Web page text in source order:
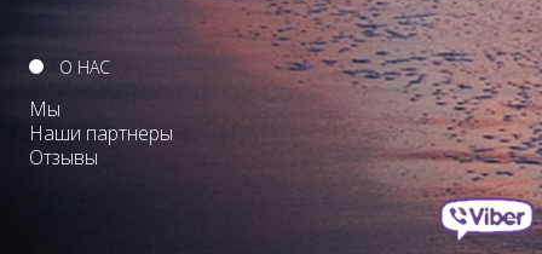
О НАС
Мы
Наши партнеры
Отзывы